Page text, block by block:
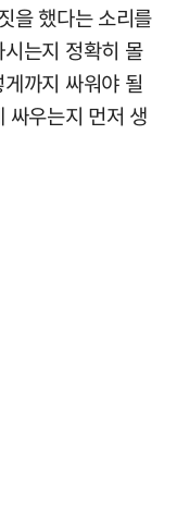
을 했다는 소리를
는지 정확히 몰
까지 싸워야 될
싸우는지 먼저 생